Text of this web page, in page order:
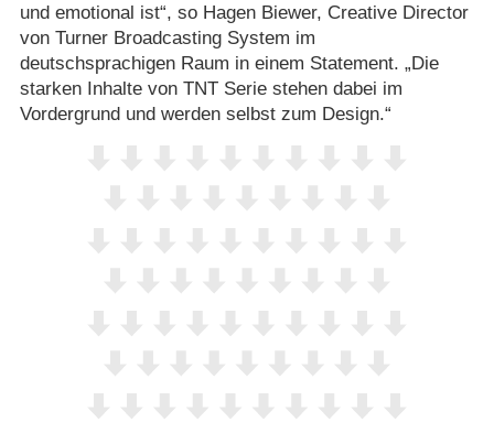
und emotional ist“, so Hagen Biewer, Creative Director
von Turner Broadcasting System im
deutschsprachigen Raum in einem Statement. „Die
starken Inhalte von TNT Serie stehen dabei im
Vordergrund und werden selbst zum Design.“